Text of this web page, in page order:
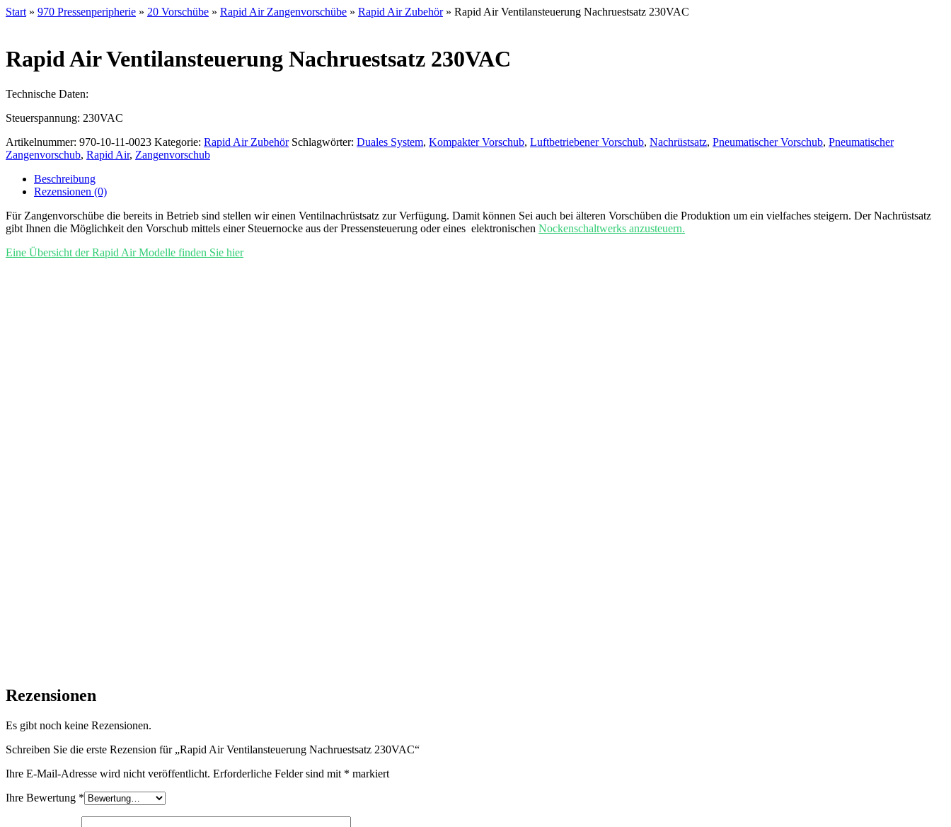
Start » 970 Pressenperipherie » 20 Vorschübe » Rapid Air Zangenvorschübe » Rapid Air Zubehör» Rapid Air Ventilansteuerung Nachruestsatz 230VAC
Rapid Air Ventilansteuerung Nachruestsatz 230VAC
Technische Daten:
Steuerspannung: 230VAC
Artikelnummer: 970-10-11-0023 Kategorie: Rapid Air Zubehör Schlagwörter: Duales System, Kompakter Vorschub, Luftbetriebener Vorschub, Nachrüstsatz, Pneumatischer Vorschub, Pneumatischer
Zangenvorschub, Rapid Air, Zangenvorschub
Beschreibung
Rezensionen (0)
Für Zangenvorschübe die bereits in Betrieb sind stellen wir einen Ventilnachrüstsatz zur Verfügung. Damit können Sei auch bei älteren Vorschüben die Produktion um ein vielfaches steigern. Der Nachrüstsatz
gibt Ihnen die Möglichkeit den Vorschub mittels einer Steuernocke aus der Pressensteuerung oder eines elektronischen Nockenschaltwerks anzusteuern.
Eine Übersicht der Rapid Air Modelle finden Sie hier
Rezensionen
Es gibt noch keine Rezensionen.
Schreiben Sie die erste Rezension für „Rapid Air Ventilansteuerung Nachruestsatz 230VAC“
Ihre E-Mail-Adresse wird nicht veröffentlicht. Erforderliche Felder sind mit * markiert
Ihre Bewertung *